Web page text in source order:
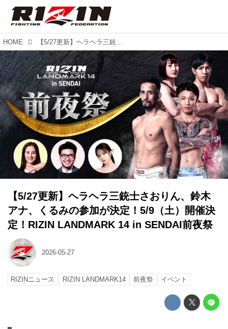
HOME 【5/27更新】ヘラヘラ三銃士さおりん、鈴木アナ、くるみの参加が決定！5/9（土）開催決定！RIZIN LANDMARK 14 in SENDAI前夜祭
【5/27更新】ヘラヘラ三銃士さおりん、鈴木
アナ、くるみの参加が決定！5/9（土）開催決
定！RIZIN LANDMARK 14 in SENDAI前夜祭
2026-05-27
RIZINニュース RIZIN LANDMARK14 前夜祭 イベント